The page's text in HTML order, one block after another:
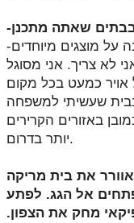
-לעיתים רחוקות מאוד ורק כשמדובר למשל במוזיאון ובהגנה על מוצגים מיוחדים
לא צריך. אני מסוגל
כמעט בכל מקום
בבית שעשיתי למשפחה
באזורים הקרירים
יותר בדרום.
את בית מריקה
אל הגג. לפתע
מחק את הצפון.